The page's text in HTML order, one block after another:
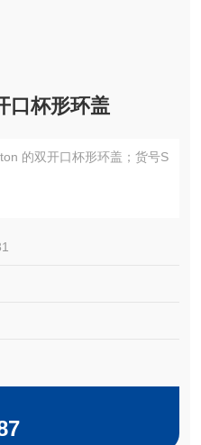
口杯形环盖
的双开口杯形环盖；货号S
等等：
射线的样品